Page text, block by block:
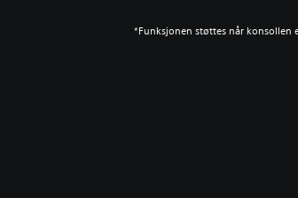
*Funksjonen støttes når konsollen